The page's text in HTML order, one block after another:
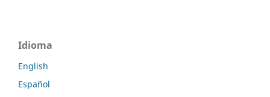
Idioma
English
Español